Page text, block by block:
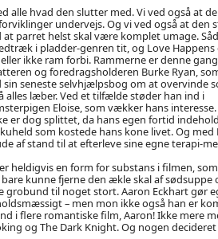
alle hvad den slutter med. Vi ved også at
undervejs. Og vi ved også at den
at parret helst skal være komplet umage.
i pladder-genren tit, og Love Happens
ikke ram forbi. Rammerne er denne gang
og foredragsholderen Burke Ryan,
sin seneste selvhjælpsbog om at overvinde
alles læber. Ved et tilfælde støder han ind i
Eloise, som vækker hans interesse.
er dog splittet, da hans egen fortid
som kostede hans kone livet. Og
af stand til at efterleve sine egne terapi-
heldigvis en form for substans i filmen,
kunne fjerne den ækle skal af
grobund til noget stort. Aaron Eckhart gør
– men mon ikke også han er
i flere romantiske film, Aaron! Ikke mere
og The Dark Knight. Og nogen